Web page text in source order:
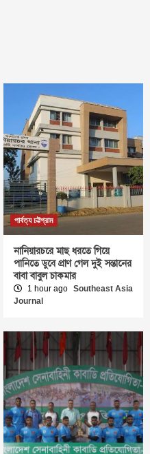
পার্বত্য চট্টগ্রাম
নানিয়ারচরে মাছ ধরতে গিয়ে
পানিতে ডুবে প্রাণ গেল দুই সন্তানের
বাবা বাবুল চাকমার
1 hour ago Southeast Asia
Journal